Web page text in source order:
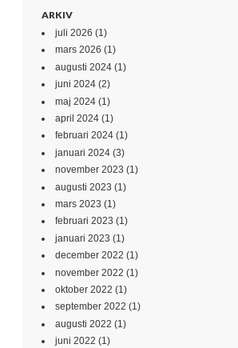
ARKIV
juli 2026 (1)
mars 2026 (1)
augusti 2024 (1)
juni 2024 (2)
maj 2024 (1)
april 2024 (1)
februari 2024 (1)
januari 2024 (3)
november 2023 (1)
augusti 2023 (1)
mars 2023 (1)
februari 2023 (1)
januari 2023 (1)
december 2022 (1)
november 2022 (1)
oktober 2022 (1)
september 2022 (1)
augusti 2022 (1)
juni 2022 (1)